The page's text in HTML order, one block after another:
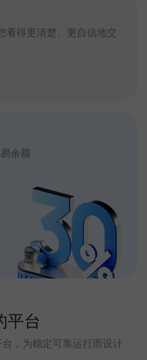
看得更清楚、更自信地交
余额
平台
，为稳定可靠运行而设计